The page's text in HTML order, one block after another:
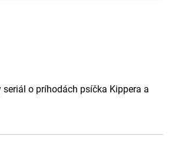
o príhodách psíčka Kippera a